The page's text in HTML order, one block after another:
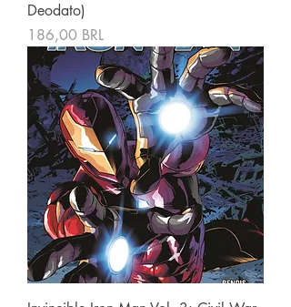
Deodato)
Precio
186,00 BRL